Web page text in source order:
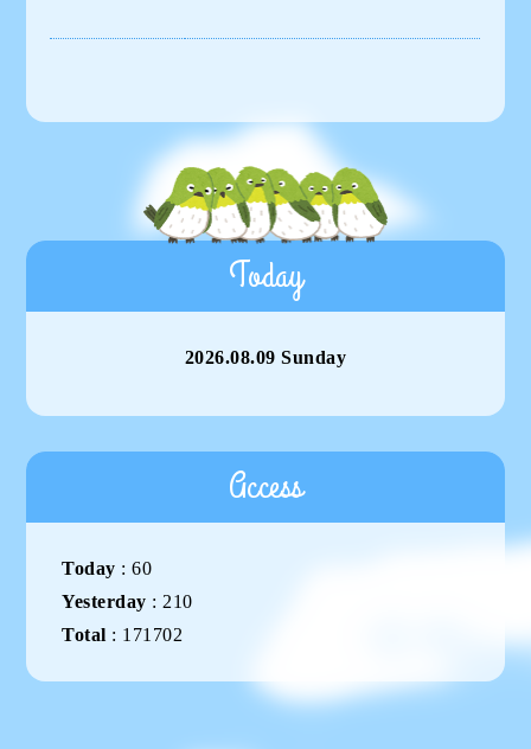
Today
2026.08.09 Sunday
Access
Today :60
Yesterday : 210
Total : 171702